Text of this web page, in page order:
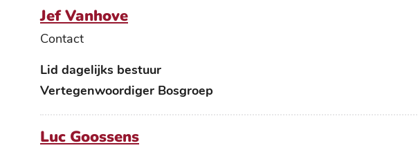
Jef Vanhove
Contact
Functies
Lid dagelijks bestuur
Vertegenwoordiger Bosgroep
Luc Goossens